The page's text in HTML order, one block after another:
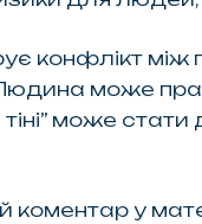
конфлікт між
може
може
у